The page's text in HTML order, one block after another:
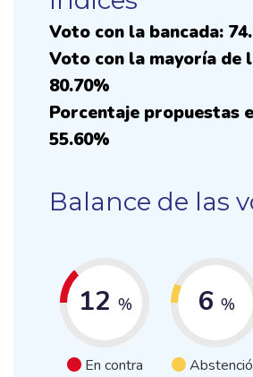
Voto con la bancada:
Voto con la mayoría de
80.70%
Porcentaje propuestas
55.60%
Balance de las
12 %
En contra
6 %